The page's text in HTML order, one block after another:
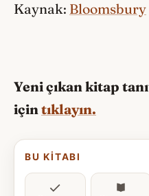
Kaynak: Bloomsbury
Yeni çıkan kitap
içintıklayın.
BU KITABI